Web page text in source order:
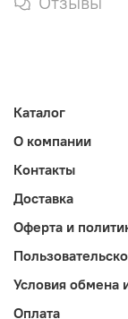
Каталог
О компании
Контакты
Доставка
Оферта и
Условия обмена
Оплата